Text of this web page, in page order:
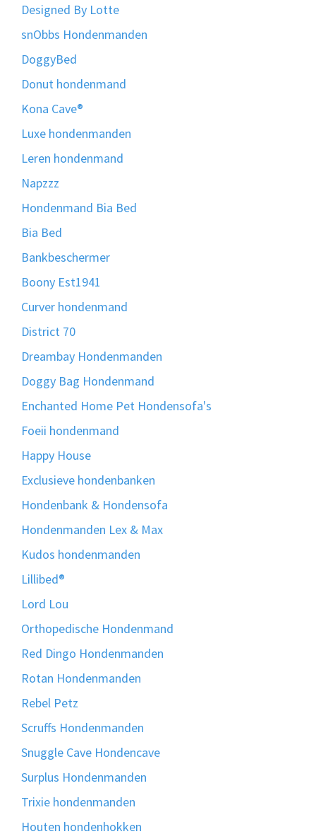
Designed By Lotte
snObbs Hondenmanden
DoggyBed
Donut hondenmand
Kona Cave®
Luxe hondenmanden
Leren hondenmand
Napzzz
Hondenmand Bia Bed
Bia Bed
Bankbeschermer
Boony Est1941
Curver hondenmand
District 70
Dreambay Hondenmanden
Doggy Bag Hondenmand
Enchanted Home Pet Hondensofa's
Foeii hondenmand
Happy House
Exclusieve hondenbanken
Hondenbank & Hondensofa
Hondenmanden Lex & Max
Kudos hondenmanden
Lillibed®
Lord Lou
Orthopedische Hondenmand
Red Dingo Hondenmanden
Rotan Hondenmanden
Rebel Petz
Scruffs Hondenmanden
Snuggle Cave Hondencave
Surplus Hondenmanden
Trixie hondenmanden
Houten hondenhokken